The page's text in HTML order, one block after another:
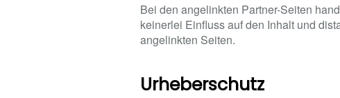
Bei den angelinkten Partner-Seiten
keinerlei Einfluss auf den Inhalt und
angelinkten Seiten.
Urheberschutz